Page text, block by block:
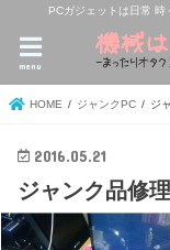
PCガジェットは日常 時
menu
HOME ジャンクPC ジ
2016.05.21
ジャンク品修